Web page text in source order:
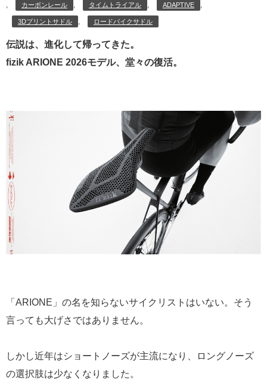
, カーボンレール , タイムトライアル , ADAPTIVE ,
3Dプリントサドル , ロードバイクサドル
伝説は、進化して帰ってきた。
fizik ARIONE 2026モデル、堂々の復活。
「ARIONE」の名を知らないサイクリストはいない。そう
言っても大げさではありません。
しかし近年はショートノーズが主流になり、ロングノーズ
の選択肢は少なくなりました。